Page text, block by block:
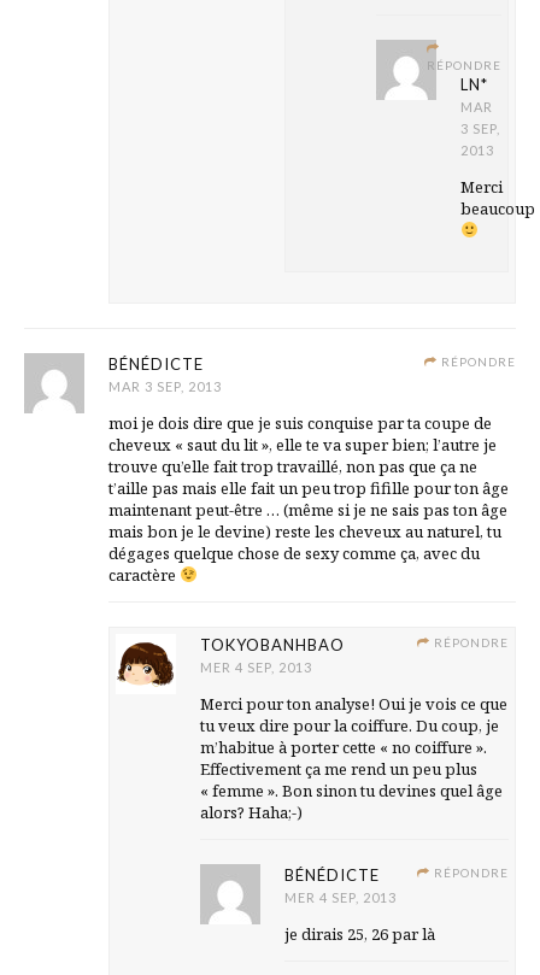
RÉPONDRE
LN*
MAR
3 SEP,
2013
Merci
beaucoup
RÉPONDRE
BÉNÉDICTE
MAR 3 SEP, 2013
moi je dois dire que je suis conquise par ta coupe de
cheveux « saut du lit », elle te va super bien; l’autre je
trouve qu’elle fait trop travaillé, non pas que ça ne
t’aille pas mais elle fait un peu trop fifille pour ton âge
maintenant peut-être … (même si je ne sais pas ton âge
mais bon je le devine) reste les cheveux au naturel, tu
dégages quelque chose de sexy comme ça, avec du
caractère
RÉPONDRE
TOKYOBANHBAO
MER 4 SEP, 2013
Merci pour ton analyse! Oui je vois ce que
tu veux dire pour la coiffure. Du coup, je
m’habitue à porter cette « no coiffure ».
Effectivement ça me rend un peu plus
« femme ». Bon sinon tu devines quel âge
alors? Haha;-)
RÉPONDRE
BÉNÉDICTE
MER 4 SEP, 2013
je dirais 25, 26 par là